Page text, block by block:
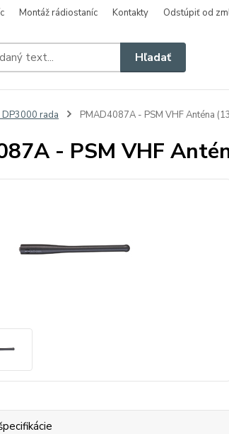
Montáž rádiostaníc Kontakty Odstúpiť od
Hľadať
rada PMAD4087A - PSM VHF Anténa
- PSM VHF